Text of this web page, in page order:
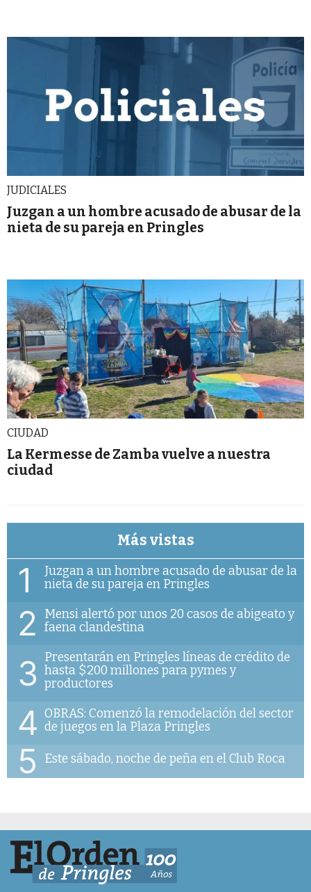
JUDICIALES
Juzgan a un hombre acusado de abusar de la
nieta de su pareja en Pringles
CIUDAD
La Kermesse de Zamba vuelve a nuestra
ciudad
Más vistas
1
Juzgan a un hombre acusado de abusar de la
nieta de su pareja en Pringles
2
Mensi alertó por unos 20 casos de abigeato y
faena clandestina
3
Presentarán en Pringles líneas de crédito de
hasta $200 millones para pymes y
productores
4 OBRAS: Comenzó la remodelación del sector
de juegos en la Plaza Pringles
5 Este sábado, noche de peña en el Club Roca